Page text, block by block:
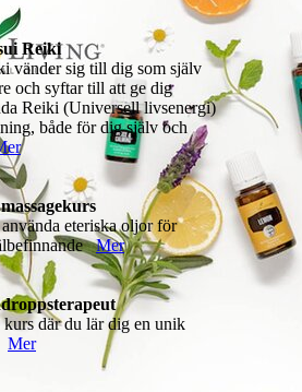
Reiki
vänder sig till dig som själv
och syftar till att ge dig
Reiki (Universell livsenergi)
både för dig själv och
eteriska oljor för
Mer
där du lär dig en unik
Mer